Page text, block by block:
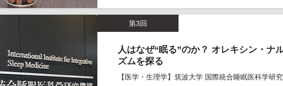
第3回
人はなぜ“眠る”のか？ オレキシン・ナ
ズムを探る
【医学・生理学】筑波大学 国際統合睡眠医科学研